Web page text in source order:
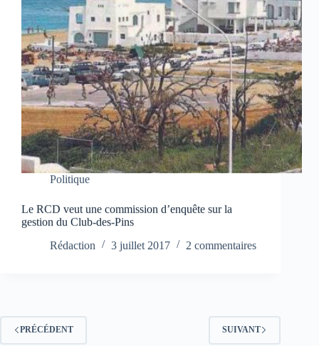
Politique
Le RCD veut une commission d’enquête sur la
gestion du Club-des-Pins
Rédaction
3 juillet 2017 2 commentaires
PRÉCÉDENT SUIVANT